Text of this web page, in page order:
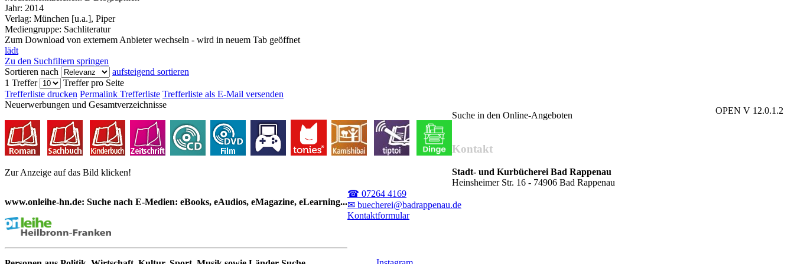
Jahr: 2014
Verlag: München [u.a.], Piper
Mediengruppe: Sachliteratur
Zum Download von externem Anbieter wechseln - wird in neuem Tab geöffnet
lädt
Zu den Suchfiltern springen
Sortieren nach
aufsteigend sortieren
1 Treffer
Treffer pro Seite
Trefferliste drucken Permalink Trefferliste Trefferliste als E-Mail versenden
OPEN V 12.0.1.2
Neuerwerbungen und Gesamtverzeichnisse
Zur Anzeige auf das Bild klicken!
Suche in den Online-Angeboten
www.onleihe-hn.de: Suche nach E-Medien: eBooks, eAudios, eMagazine, eLearning...
Kontakt
Stadt- und Kurbücherei Bad Rappenau
Heinsheimer Str. 16 - 74906 Bad Rappenau
☎ 07264 4169
✉ buecherei@badrappenau.de
Kontaktformular